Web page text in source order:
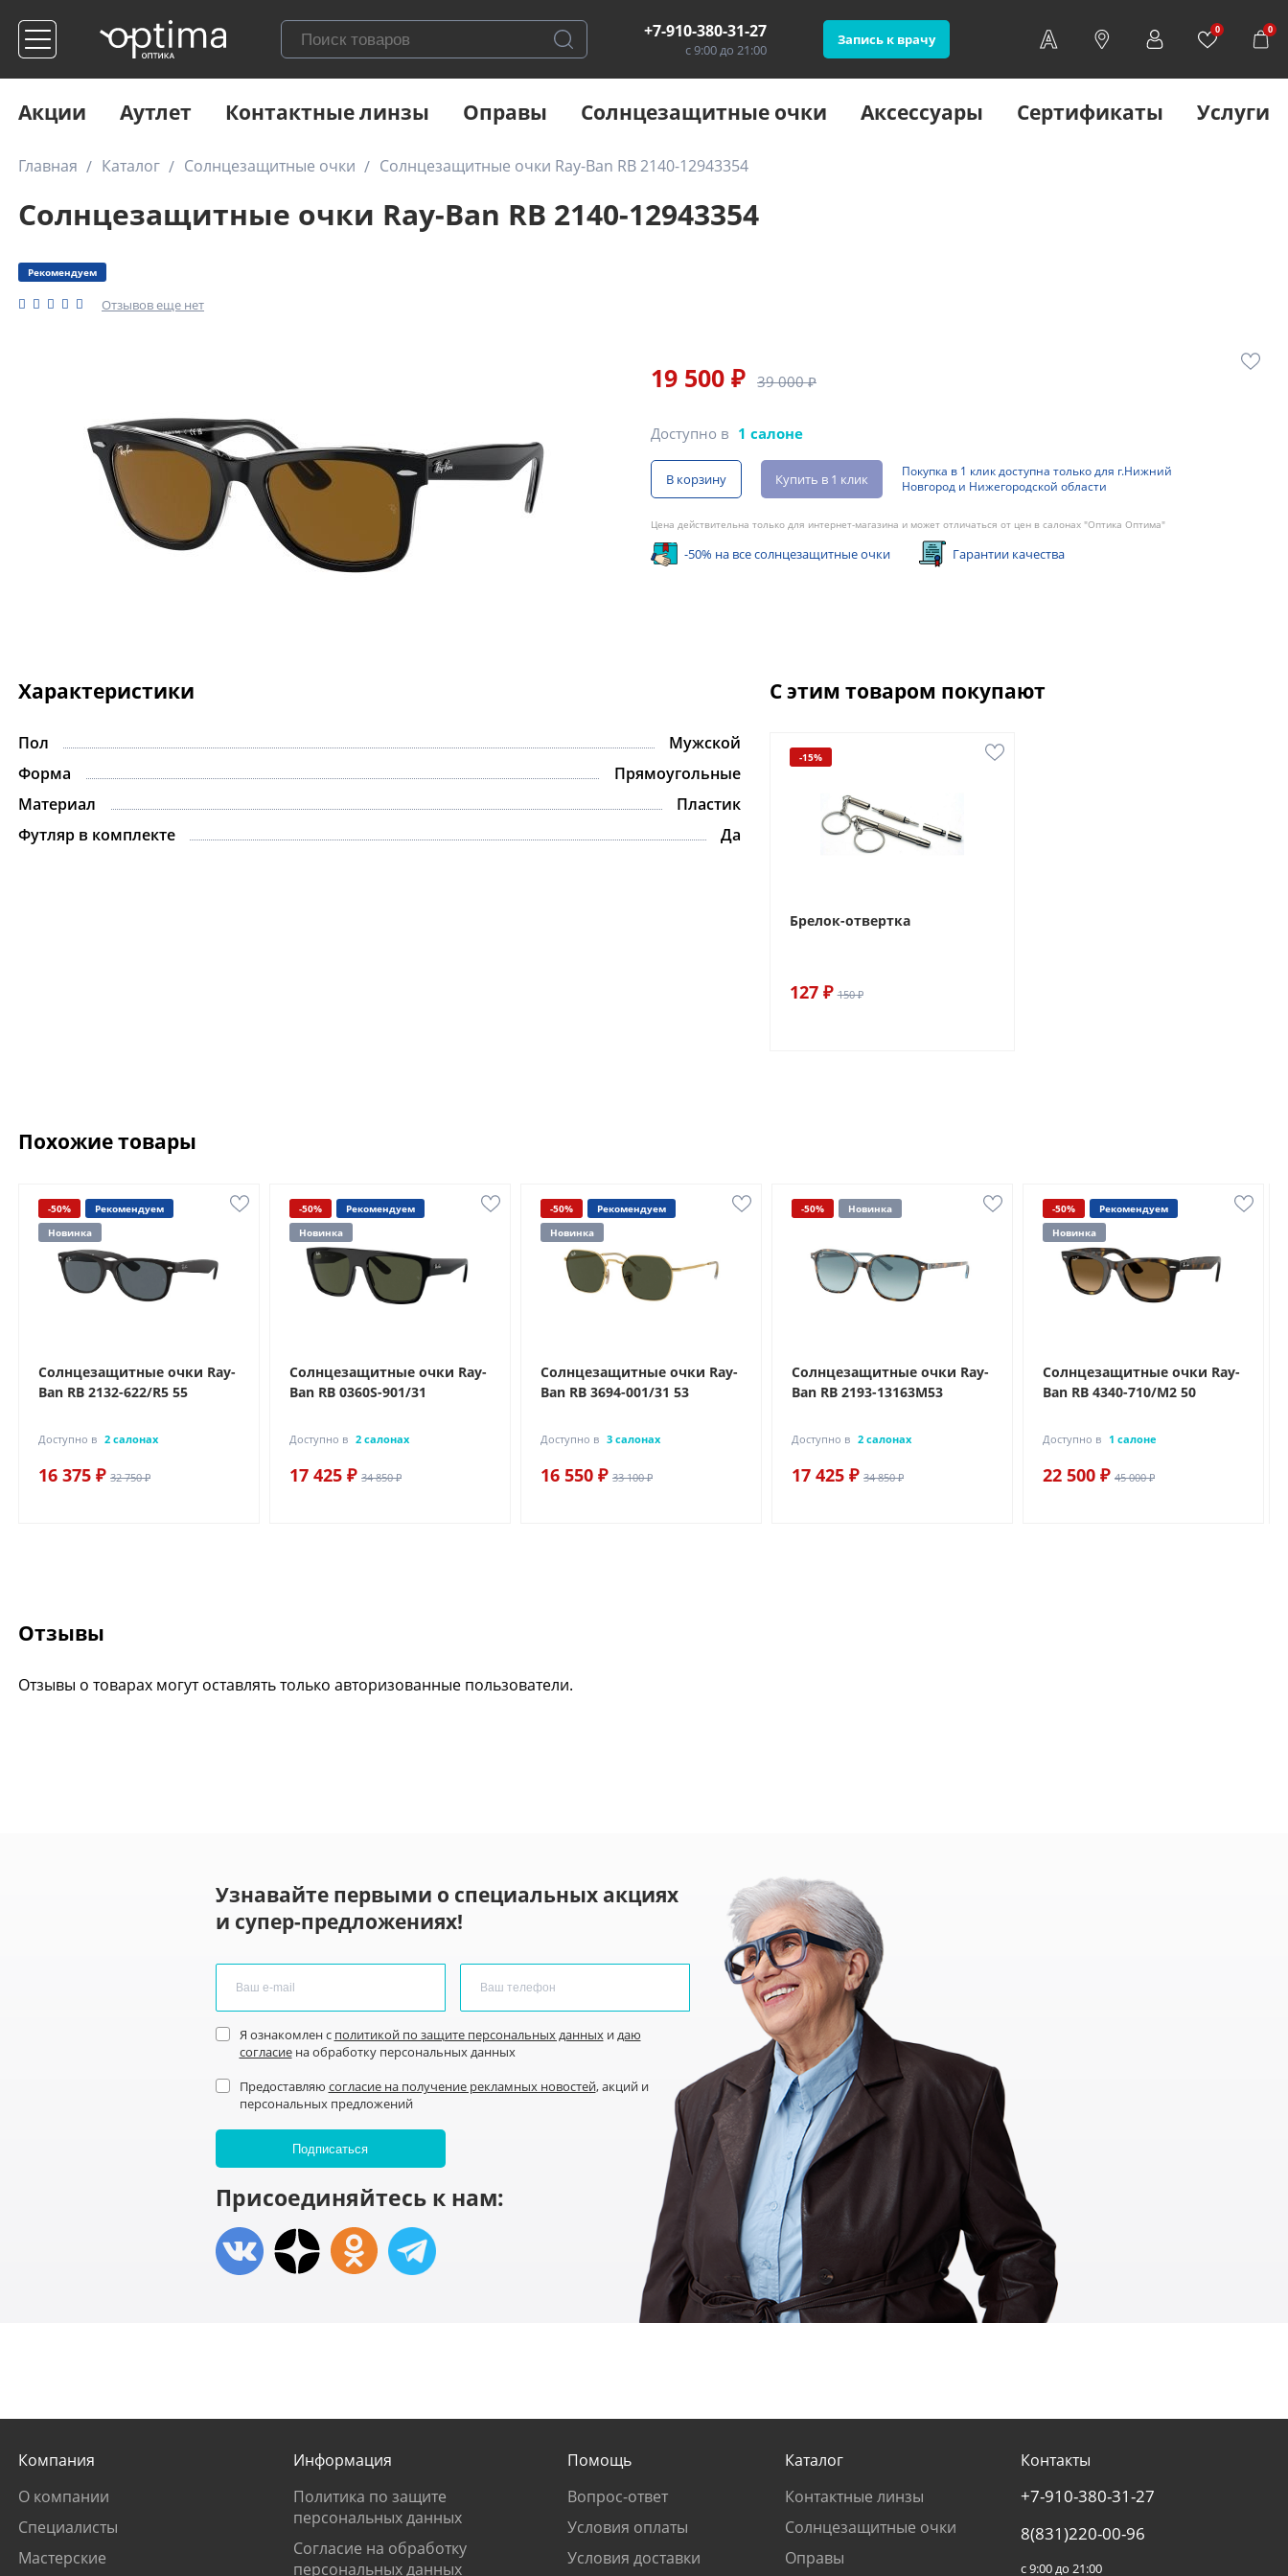
+7-910-380-31-27
с 9:00 до 21:00
Запись к врачу
0 0
Акции Аутлет Контактные линзы Оправы Солнцезащитные очки Аксессуары Сертификаты Услуги
Главная Каталог Солнцезащитные очки Солнцезащитные очки Ray-Ban RB 2140-12943354
Солнцезащитные очки Ray-Ban RB 2140-12943354
Рекомендуем
Отзывов еще нет
19 500 ₽ 39 000 ₽
Доступно в 1 салоне
В корзину Купить в 1 клик
Покупка в 1 клик доступна только для г.Нижний
Новгород и Нижегородской области
Цена действительна только для интернет-магазина и может отличаться от цен в салонах "Оптика Оптима"
-50% на все солнцезащитные очки Гарантии качества
Характеристики
Пол
Мужской
Форма
Прямоугольные
Материал
Пластик
Футляр в комплекте
Да
С этим товаром покупают
-15%
Брелок-отвертка
127 ₽ 150 ₽
Похожие товары
-50%
Рекомендуем
Новинка
Солнцезащитные очки Ray-
Ban RB 2132-622/R5 55
Доступно в 2 салонах
16 375 ₽ 32 750 ₽
-50%
Рекомендуем
Новинка
Солнцезащитные очки Ray-
Ban RB 0360S-901/31
Доступно в 2 салонах
17 425 ₽ 34 850 ₽
-50%
Рекомендуем
Новинка
Солнцезащитные очки Ray-
Ban RB 3694-001/31 53
Доступно в 3 салонах
16 550 ₽ 33 100 ₽
-50% Новинка
Солнцезащитные очки Ray-
Ban RB 2193-13163M53
Доступно в 2 салонах
17 425 ₽ 34 850 ₽
-50%
Рекомендуем
Новинка
Солнцезащитные очки Ray-
Ban RB 4340-710/M2 50
Доступно в 1 салоне
22 500 ₽ 45 000 ₽
Отзывы
Отзывы о товарах могут оставлять только авторизованные пользователи.
Узнавайте первыми о специальных акциях
и супер-предложениях!
Я ознакомлен с политикой по защите персональных данныхи даю
согласиена обработку персональных данных
Предоставляю согласие на получение рекламных новостей, акций и
персональных предложений
Присоединяйтесь к нам:
Компания
О компании
Специалисты
Мастерские
Информация
Политика по защите
персональных данных
Согласие на обработку
персональных данных
Помощь
Вопрос-ответ
Условия оплаты
Условия доставки
Каталог
Контактные линзы
Солнцезащитные очки
Оправы
Контакты
+7-910-380-31-27
8(831)220-00-96
с 9:00 до 21:00